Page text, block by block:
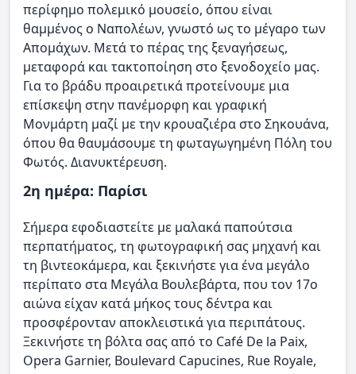
περίφημο πολεμικό μουσείο, όπου είναι
θαμμένος ο Ναπολέων, γνωστό ως το μέγαρο των
Απομάχων. Μετά το πέρας της ξεναγήσεως,
μεταφορά και τακτοποίηση στο ξενοδοχείο μας.
Για το βράδυ προαιρετικά προτείνουμε μια
επίσκεψη στην πανέμορφη και γραφική
Μονμάρτη μαζί με την κρουαζιέρα στο Σηκουάνα,
όπου θα θαυμάσουμε τη φωταγωγημένη Πόλη του
Φωτός. Διανυκτέρευση.
2η ημέρα: Παρίσι
Σήμερα εφοδιαστείτε με μαλακά παπούτσια
περπατήματος, τη φωτογραφική σας μηχανή και
τη βιντεοκάμερα, και ξεκινήστε για ένα μεγάλο
περίπατο στα Μεγάλα Βουλεβάρτα, που τον 17ο
αιώνα είχαν κατά μήκος τους δέντρα και
προσφέρονταν αποκλειστικά για περιπάτους.
Ξεκινήστε τη βόλτα σας από το Café De la Paix,
Opera Garnier, Boulevard Capucines, Rue Royale,